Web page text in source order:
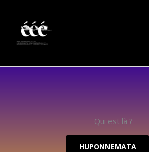
contenu
Qui est là ?
HUPONNEMATA